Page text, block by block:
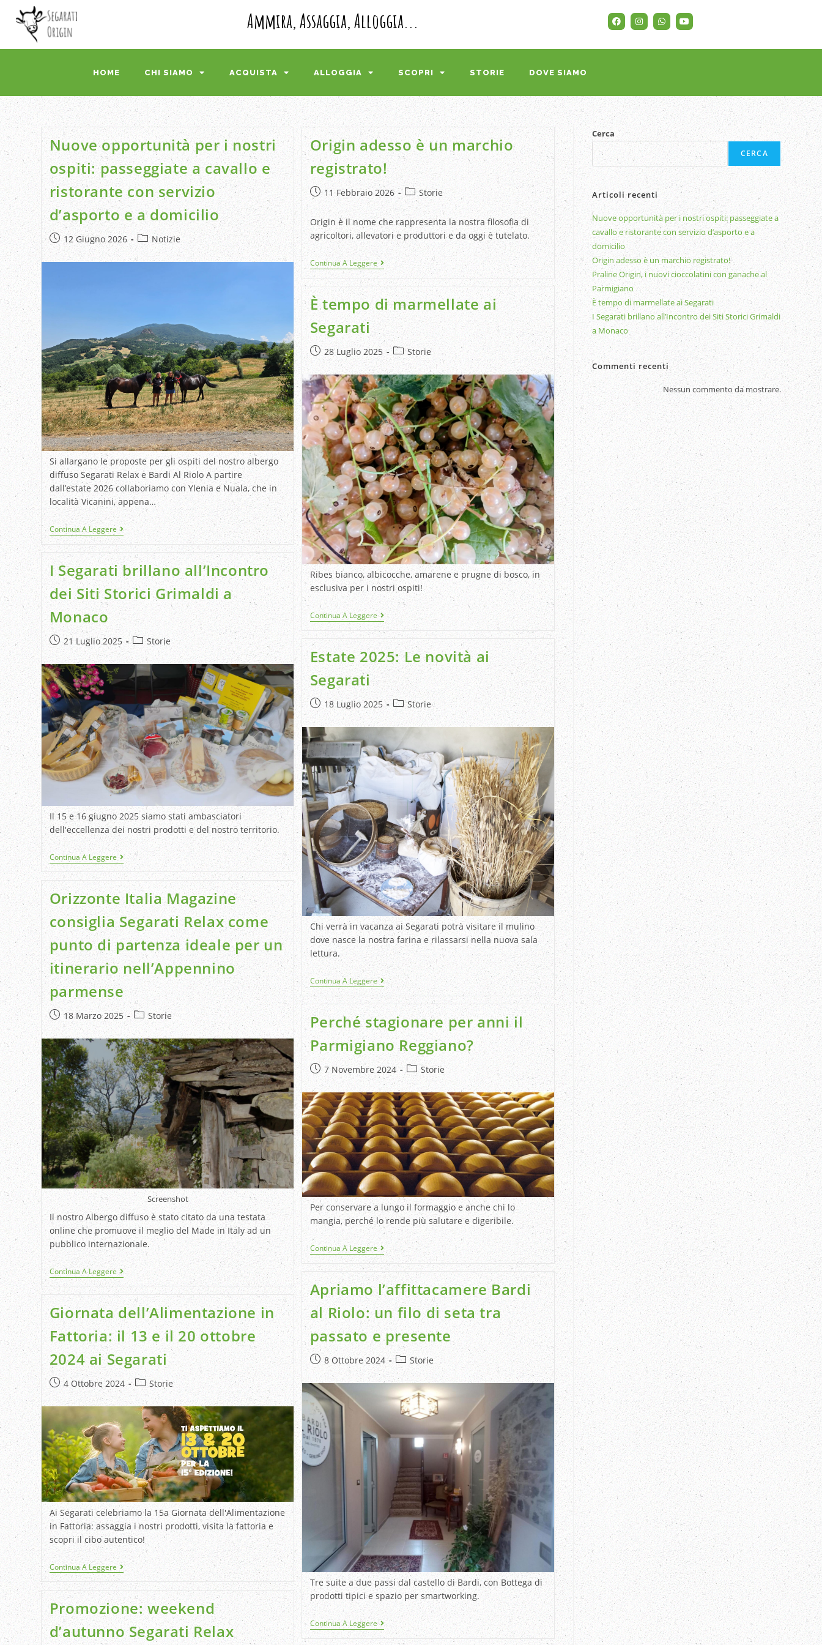
Ammira, Assaggia, Alloggia...
HOME CHI SIAMO ACQUISTA ALLOGGIA SCOPRI STORIE DOVE SIAMO
Nuove opportunità per i nostri
ospiti: passeggiate a cavallo e
ristorante con servizio
d’asporto e a domicilio
12 Giugno 2026 Notizie
Si allargano le proposte per gli ospiti del nostro albergo
diffuso Segarati Relax e Bardi Al Riolo A partire
dall’estate 2026 collaboriamo con Ylenia e Nuala, che in
località Vicanini, appena…
Continua A Leggere
Origin adesso è un marchio
registrato!
11 Febbraio 2026 Storie
Origin è il nome che rappresenta la nostra filosofia di
agricoltori, allevatori e produttori e da oggi è tutelato.
Continua A Leggere
È tempo di marmellate ai
Segarati
28 Luglio 2025 Storie
Ribes bianco, albicocche, amarene e prugne di bosco, in
esclusiva per i nostri ospiti!
Continua A Leggere
I Segarati brillano all’Incontro
dei Siti Storici Grimaldi a
Monaco
21 Luglio 2025 Storie
Il 15 e 16 giugno 2025 siamo stati ambasciatori
dell'eccellenza dei nostri prodotti e del nostro territorio.
Continua A Leggere
Estate 2025: Le novità ai
Segarati
18 Luglio 2025 Storie
Chi verrà in vacanza ai Segarati potrà visitare il mulino
dove nasce la nostra farina e rilassarsi nella nuova sala
lettura.
Continua A Leggere
Orizzonte Italia Magazine
consiglia Segarati Relax come
punto di partenza ideale per un
itinerario nell’Appennino
parmense
18 Marzo 2025 Storie
Screenshot
Il nostro Albergo diffuso è stato citato da una testata
online che promuove il meglio del Made in Italy ad un
pubblico internazionale.
Continua A Leggere
Perché stagionare per anni il
Parmigiano Reggiano?
7 Novembre 2024 Storie
Per conservare a lungo il formaggio e anche chi lo
mangia, perché lo rende più salutare e digeribile.
Continua A Leggere
Apriamo l’affittacamere Bardi
al Riolo: un filo di seta tra
passato e presente
8 Ottobre 2024 Storie
Tre suite a due passi dal castello di Bardi, con Bottega di
prodotti tipici e spazio per smartworking.
Continua A Leggere
Giornata dell’Alimentazione in
Fattoria: il 13 e il 20 ottobre
2024 ai Segarati
4 Ottobre 2024 Storie
Ai Segarati celebriamo la 15a Giornata dell'Alimentazione
in Fattoria: assaggia i nostri prodotti, visita la fattoria e
scopri il cibo autentico!
Continua A Leggere
Promozione: weekend
d’autunno Segarati Relax
Cerca
CERCA
Articoli recenti
Nuove opportunità per i nostri ospiti: passeggiate a
cavallo e ristorante con servizio d’asporto e a
domicilio
Origin adesso è un marchio registrato!
Praline Origin, i nuovi cioccolatini con ganache al
Parmigiano
È tempo di marmellate ai Segarati
I Segarati brillano all’Incontro dei Siti Storici Grimaldi
a Monaco
Commenti recenti
Nessun commento da mostrare.